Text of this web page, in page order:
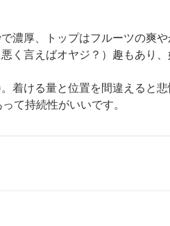
濃厚、トップはフルーツの爽や
く言えばオヤジ？）趣もあり
着ける量と位置を間違えると
て持続性がいいです。